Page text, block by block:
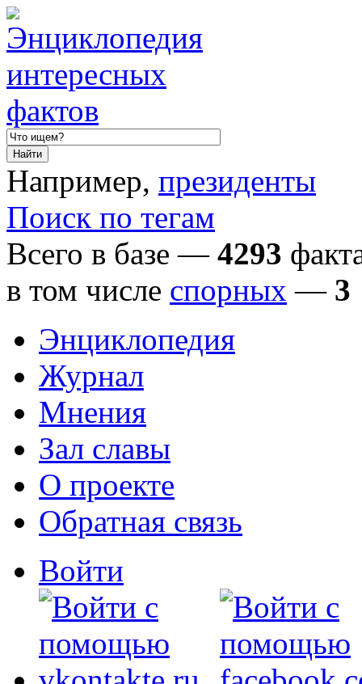
Например, президенты
Поиск по тегам
Всего в базе — 4293
в том числе спорных — 3
Энциклопедия
Журнал
Мнения
Зал славы
О проекте
Обратная связь
Войти